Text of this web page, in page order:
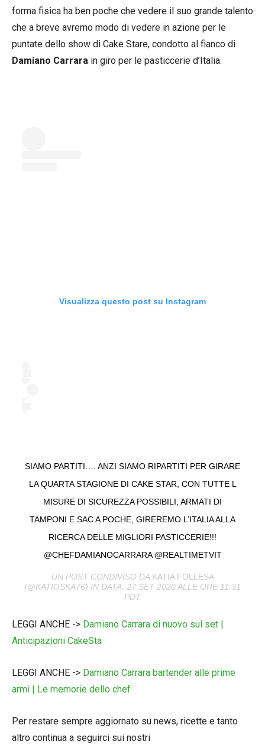
forma fisica ha ben poche che vedere il suo grande talento
che a breve avremo modo di vedere in azione per le
puntate dello show di Cake Stare, condotto al fianco di
Damiano Carrara in giro per le pasticcerie d’Italia.
Visualizza questo post su Instagram
SIAMO PARTITI…. ANZI SIAMO RIPARTITI PER GIRARE
LA QUARTA STAGIONE DI CAKE STAR, CON TUTTE L
MISURE DI SICUREZZA POSSIBILI, ARMATI DI
TAMPONI E SAC A POCHE, GIREREMO L’ITALIA ALLA
RICERCA DELLE MIGLIORI PASTICCERIE!!!
@CHEFDAMIANOCARRARA @REALTIMETVIT
UN POST CONDIVISO DA KATIA FOLLESA
(@KATIOSKA76) IN DATA: 27 SET 2020 ALLE ORE 11:31
PDT
LEGGI ANCHE -> Damiano Carrara di nuovo sul set |
Anticipazioni CakeSta
LEGGI ANCHE -> Damiano Carrara bartender alle prime
armi | Le memorie dello chef
Per restare sempre aggiornato su news, ricette e tanto
altro continua a seguirci sui nostri